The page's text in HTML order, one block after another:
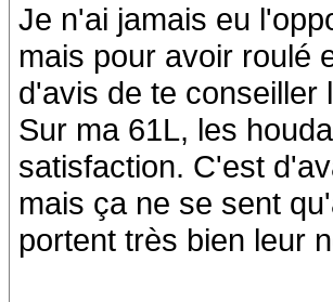
Je n'ai jamais eu
mais pour avoir roulé
d'avis de te conseiller
Sur ma 61L, les
satisfaction. C'est
mais ça ne se sent
portent très bien leur